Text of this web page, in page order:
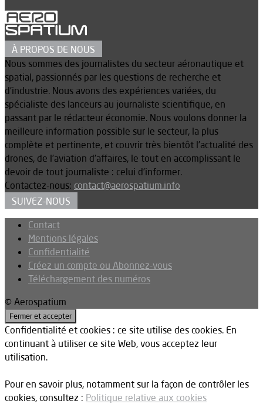
À PROPOS DE NOUS
Nous sommes des journalistes du secteur aéronautique et
spatial, passionnés par les questions de recherche et
d’industrie. Nous avons des expériences variées, du
spécialiste des lanceurs au journaliste scientifique, en
passant par le rédacteur économie. Nous voulons donner la
meilleure information possible sur le secteur, la plus
complète et pertinente, et couvrir très bientôt l’actualité des
drones, de l’aviation d’affaires, le tout en accomplissant le
devoir de tout journaliste : celui d’informer.
Contactez-nous: contact@aerospatium.info
SUIVEZ-NOUS
Contact
Mentions légales
Confidentialité
Créez un compte ou Abonnez-vous
Téléchargement des numéros
© Aerospatium
Confidentialité et cookies : ce site utilise des cookies. En
continuant à utiliser ce site Web, vous acceptez leur
utilisation.
Pour en savoir plus, notamment sur la façon de contrôler les
cookies, consultez : Politique relative aux cookies